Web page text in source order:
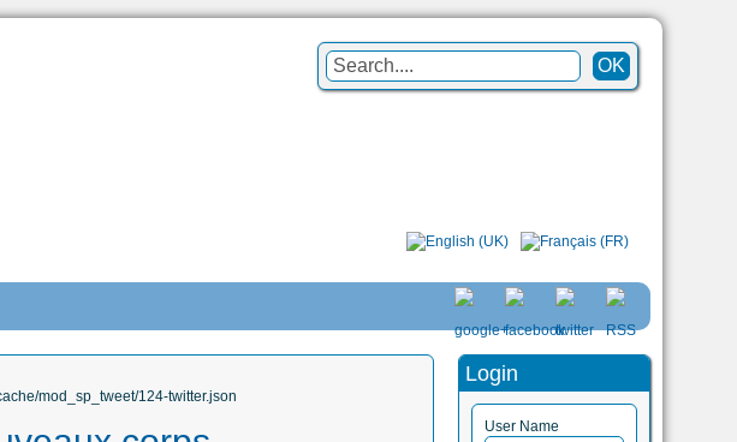
Login
User Name
mod_sp_tweet/124-twitter.json